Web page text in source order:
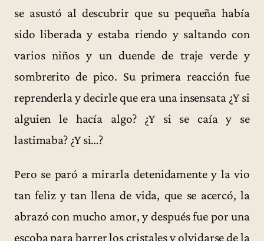
se asustó al descubrir que su pequeña había
sido liberada y estaba riendo y saltando con
varios niños y un duende de traje verde y
sombrerito de pico. Su primera reacción fue
reprenderla y decirle que era una insensata ¿Y si
alguien le hacía algo? ¿Y si se caía y se
lastimaba? ¿Y si…?
Pero se paró a mirarla detenidamente y la vio
tan feliz y tan llena de vida, que se acercó, la
abrazó con mucho amor, y después fue por una
escoba para barrer los cristales y olvidarse de la